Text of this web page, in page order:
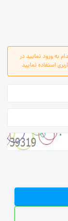
به ورود نمایید در
استفاده نمایید